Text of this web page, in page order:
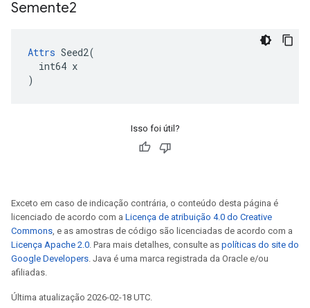
Semente2
Attrs Seed2(
  int64 x
)
Isso foi útil?
Exceto em caso de indicação contrária, o conteúdo desta página é
licenciado de acordo com a Licença de atribuição 4.0 do Creative
Commons, e as amostras de código são licenciadas de acordo com a
Licença Apache 2.0. Para mais detalhes, consulte as políticas do site do
Google Developers. Java é uma marca registrada da Oracle e/ou
afiliadas.
Última atualização 2026-02-18 UTC.